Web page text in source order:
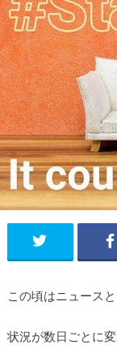
この頃はニュース
状況が数日ごとに